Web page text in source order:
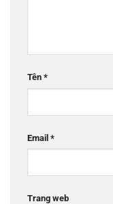
Tên *
Email *
Trang web